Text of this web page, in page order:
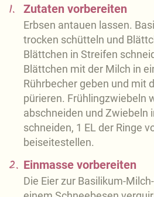
1. Zutaten vorbereiten
Erbsen antauen lassen.
trocken schütteln und
Blättchen in Streifen
Blättchen mit der Milch in
Rührbecher geben und mit
pürieren. Frühlingzwiebeln
abschneiden und Zwiebeln
schneiden, 1 EL der Ringe
beiseitestellen.
2. Einmasse vorbereiten
Die Eier zur Basilikum-